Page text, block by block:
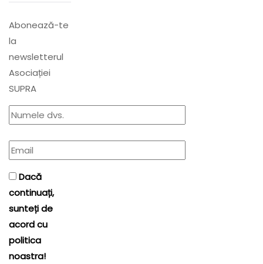
Abonează-te
la
newsletterul
Asociației
SUPRA
Dacă
continuați,
sunteți de
acord cu
politica
noastra!